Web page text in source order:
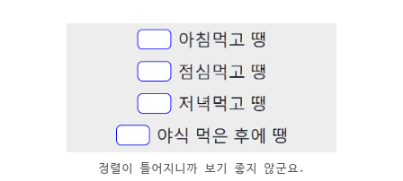
정렬이 틀어지니까 보기 좋지 않군요.